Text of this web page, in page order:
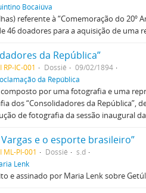
Bocaiúva
referente à “Comemoração do 20º
46 doadores para a aquisição de
da República”
RP-IC-001 Dossiê
09/02/1894
da República
composto por uma fotografia e uma
dos “Consolidadores da República”,
de fotografia da sessão inaugural
e o esporte brasileiro”
ML-PI-001 Dossiê
s.d
Lenk
e assinado por Maria Lenk sobre